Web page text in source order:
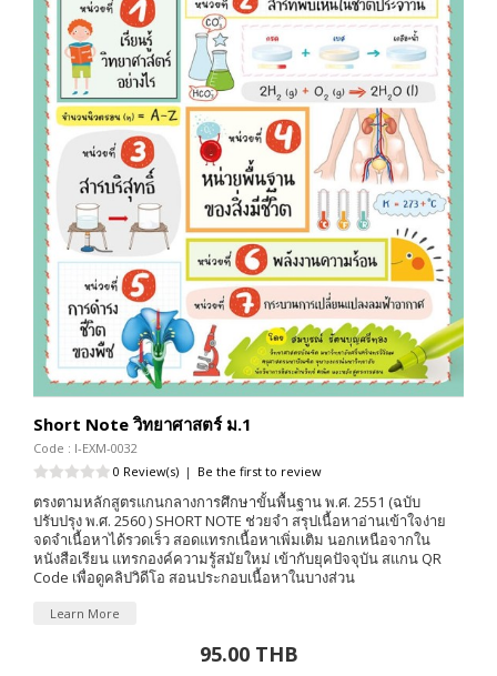
Short Note วิทยาศาสตร์ ม.1
Code : I-EXM-0032
0 Review(s) | Be the first to review
ตรงตามหลักสูตรแกนกลางการศึกษาขั้นพื้นฐาน พ.ศ. 2551 (ฉบับ
ปรับปรุง พ.ศ. 2560 ) SHORT NOTE ช่วยจำ สรุปเนื้อหาอ่านเข้าใจง่าย
จดจำเนื้อหาได้รวดเร็ว สอดแทรกเนื้อหาเพิ่มเติม นอกเหนือจากใน
หนังสือเรียน แทรกองค์ความรู้สมัยใหม่ เข้ากับยุคปัจจุบัน สแกน QR
Code เพื่อดูคลิปวิดีโอ สอนประกอบเนื้อหาในบางส่วน
Learn More
95.00 THB